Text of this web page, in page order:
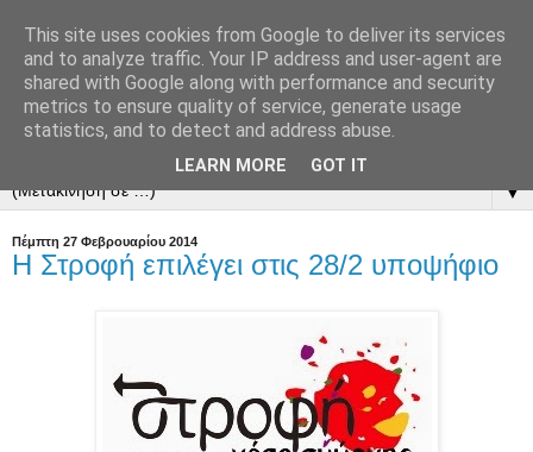
▼
Πέμπτη 27 Φεβρουαρίου 2014
Η Στροφή επιλέγει στις 28/2 υποψήφιο
This site uses cookies from Google to deliver its services
and to analyze traffic. Your IP address and user-agent are
shared with Google along with performance and security
metrics to ensure quality of service, generate usage
statistics, and to detect and address abuse.
LEARN MORE GOT IT